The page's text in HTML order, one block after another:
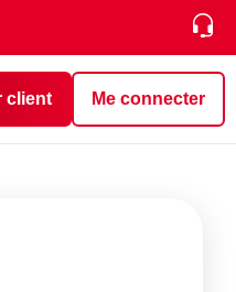
client Me connecter